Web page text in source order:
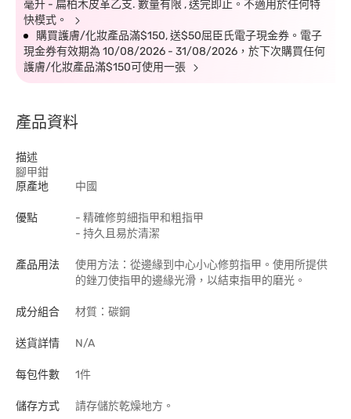
毫升 - 扁柏木皮革乙支. 數量有限 , 送完即止。不適用於任何特
快模式。
購買護膚/化妝產品滿$150, 送$50屈臣氏電子現金券。電子
現金券有效期為 10/08/2026 - 31/08/2026，於下次購買任何
護膚/化妝產品滿$150可使用一張
產品資料
描述
腳甲鉗
原產地
中國
優點
- 精確修剪細指甲和粗指甲
- 持久且易於清潔
產品用法
使用方法：從邊緣到中心小心修剪指甲。使用所提供
的銼刀使指甲的邊緣光滑，以結束指甲的磨光。
成分組合 材質：碳鋼
送貨詳情 N/A
每包件數 1件
儲存方式 請存儲於乾燥地方。